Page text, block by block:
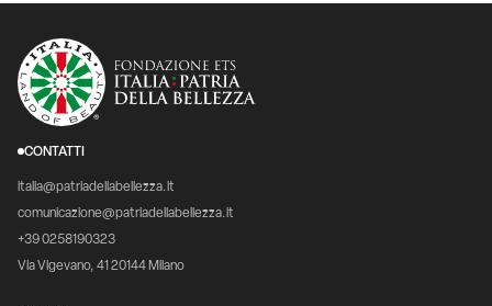
CONTATTI
italia@patriadellabellezza.it
comunicazione@patriadellabellezza.it
+39 0258190323
Via Vigevano, 41 20144 Milano